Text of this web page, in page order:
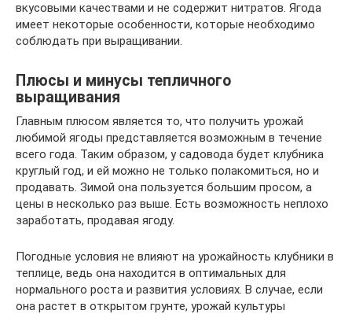
вкусовыми качествами и не содержит нитратов. Ягода
имеет некоторые особенности, которые необходимо
соблюдать при выращивании.
Плюсы и минусы тепличного
выращивания
Главным плюсом является то, что получить урожай
любимой ягоды представляется возможным в течение
всего года. Таким образом, у садовода будет клубника
круглый год, и ей можно не только полакомиться, но и
продавать. Зимой она пользуется большим просом, а
цены в несколько раз выше. Есть возможность неплохо
заработать, продавая ягоду.
Погодные условия не влияют на урожайность клубники в
теплице, ведь она находится в оптимальных для
нормального роста и развития условиях. В случае, если
она растет в открытом грунте, урожай культуры